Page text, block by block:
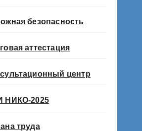
безопасность
аттестация
центр
НИКО-2025
труда